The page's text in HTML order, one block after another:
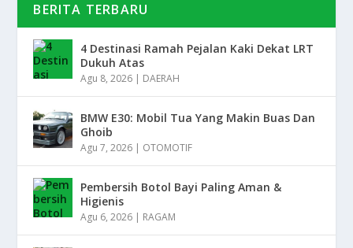
BERITA TERBARU
4 Destinasi Ramah Pejalan Kaki Dekat LRT
Dukuh Atas
Agu 8, 2026 DAERAH
BMW E30: Mobil Tua Yang Makin Buas Dan
Ghoib
Agu 7, 2026 OTOMOTIF
Pembersih Botol Bayi Paling Aman &
Higienis
Agu 6, 2026 RAGAM